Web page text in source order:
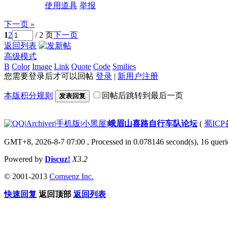
使用道具 举报
下一页 »
12 / 2 页下一页
返回列表
高级模式
B Color Image Link Quote Code Smilies
您需要登录后才可以回帖 登录 | 新用户注册
本版积分规则 发表回复 回帖后跳转到最后一页
|Archiver|手机版|小黑屋|峨眉山喜路自行车队论坛( 蜀ICP
GMT+8, 2026-8-7 07:00 , Processed in 0.078146 second(s), 16
Powered by Discuz! X3.2
© 2001-2013 Comsenz Inc.
快速回复 返回顶部 返回列表